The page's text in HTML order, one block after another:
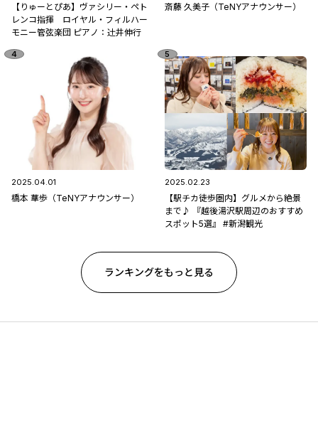
【りゅーとぴあ】ヴァシリー・ペト
レンコ指揮 ロイヤル・フィルハー
モニー管弦楽団 ピアノ：辻󠄀井伸行
斎藤 久美子（TeNYアナウンサー）
2025.04.01
橋本 華歩（TeNYアナウンサー）
2025.02.23
【駅チカ徒歩圏内】グルメから絶景
まで♪ 『越後湯沢駅周辺のおすすめ
スポット5選』 #新潟観光
ランキングをもっと見る